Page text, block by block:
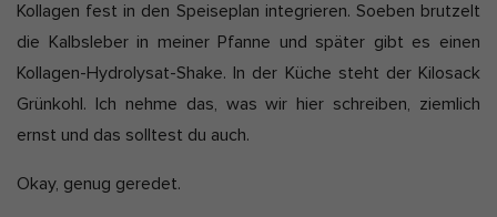
Kollagen fest in den Speiseplan integrieren. Soeben brutzelt
die Kalbsleber in meiner Pfanne und später gibt es einen
Kollagen-Hydrolysat-Shake. In der Küche steht der Kilosack
Grünkohl. Ich nehme das, was wir hier schreiben, ziemlich
ernst und das solltest du auch.
Okay, genug geredet.
verwendet, um personalisierte Werbung anzuzeigen. Sie tun dies,
indem sie Besucher über Websites hinweg verfolgen.
Cookie-Informationen anzeigen
Externe Medien (2)
Inhalte von Videoplattformen und Social-Media-Plattformen werden